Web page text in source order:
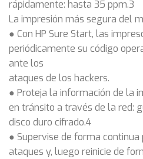
rápidamente: hasta 35 ppm.3
La impresión más segura del
● Con HP Sure Start, las
periódicamente su código
ante los
ataques de los hackers.
● Proteja la información de la
en tránsito a través de la red:
disco duro cifrado.4
● Supervise de forma
ataques y, luego reinicie de